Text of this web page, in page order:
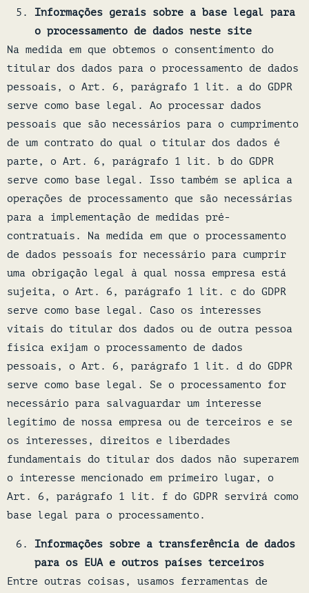
Informações gerais sobre a base legal para
o processamento de dados neste site
Na medida em que obtemos o consentimento do
titular dos dados para o processamento de dados
pessoais, o Art. 6, parágrafo 1 lit. a do GDPR
serve como base legal. Ao processar dados
pessoais que são necessários para o cumprimento
de um contrato do qual o titular dos dados é
parte, o Art. 6, parágrafo 1 lit. b do GDPR
serve como base legal. Isso também se aplica a
operações de processamento que são necessárias
para a implementação de medidas pré-
contratuais. Na medida em que o processamento
de dados pessoais for necessário para cumprir
uma obrigação legal à qual nossa empresa está
sujeita, o Art. 6, parágrafo 1 lit. c do GDPR
serve como base legal. Caso os interesses
vitais do titular dos dados ou de outra pessoa
física exijam o processamento de dados
pessoais, o Art. 6, parágrafo 1 lit. d do GDPR
serve como base legal. Se o processamento for
necessário para salvaguardar um interesse
legítimo de nossa empresa ou de terceiros e se
os interesses, direitos e liberdades
fundamentais do titular dos dados não superarem
o interesse mencionado em primeiro lugar, o
Art. 6, parágrafo 1 lit. f do GDPR servirá como
base legal para o processamento.
Informações sobre a transferência de dados
para os EUA e outros países terceiros
Entre outras coisas, usamos ferramentas de